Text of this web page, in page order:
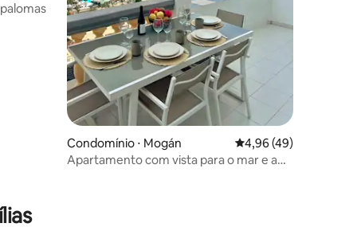
Condomínio ⋅ Mogán 4,96 de uma
4,96 (49)
Apartamento com vista para o mar e a